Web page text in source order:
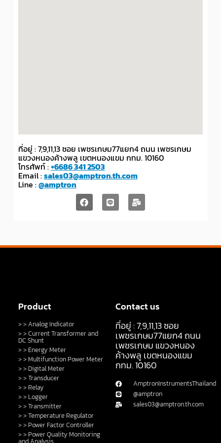
ที่อยู่ : 7,9,11,13 ซอย เพชรเกษม77แยก4 ถนน เพชรเกษม
แขวงหนองค้างพลู เขตหนองแขม กทม. 10160
โทรศัพท์ :+6686 341 2503
Email :sales03@amptron.th.com
Line :@amptron
Product
> > Analog Indicator
> > Current Transformer and
DC Shunt
> > Energy Meter
> > Multifunction Power Meter
> > Digital Meter
> > Transducer
> > Relay
> > Logger
> > Transmitter
> > Temperature Regulator
> > Power Factor Controller
> > Power Quality Monitoring
Contact us
ที่อยู่ : 7,9,11,13 ซอย
เพชรเกษม77แยก4 ถนน
เพชรเกษม แขวงหนอง
ค้างพลู เขตหนองแขม
กทม. 10160
AmptronInstrumentsThailand
@amptron
sales03@amptron.th.com